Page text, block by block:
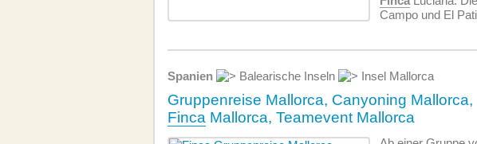
Campo und El
Spanien Balearische Inseln Insel Mallorca
Gruppenreise Mallorca, Canyoning Mallorca,
Finca Mallorca, Teamevent Mallorca